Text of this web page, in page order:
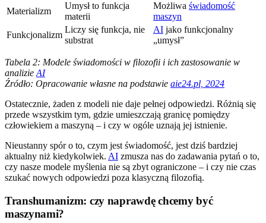
Materializm
Umysł to funkcja
materii
Możliwa świadomość
maszyn
Funkcjonalizm
Liczy się funkcja, nie
substrat
AI jako funkcjonalny
„umysł”
Tabela 2: Modele świadomości w filozofii i ich zastosowanie w
analizie AI
Źródło: Opracowanie własne na podstawie aie24.pl, 2024
Ostatecznie, żaden z modeli nie daje pełnej odpowiedzi. Różnią się
przede wszystkim tym, gdzie umieszczają granicę pomiędzy
człowiekiem a maszyną – i czy w ogóle uznają jej istnienie.
Nieustanny spór o to, czym jest świadomość, jest dziś bardziej
aktualny niż kiedykolwiek. AI zmusza nas do zadawania pytań o to,
czy nasze modele myślenia nie są zbyt ograniczone – i czy nie czas
szukać nowych odpowiedzi poza klasyczną filozofią.
Transhumanizm: czy naprawdę chcemy być
maszynami?